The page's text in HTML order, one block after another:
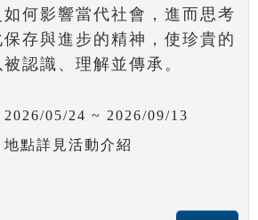
何影響當代社會，進而思考
存與進步的精神，使珍貴的
認識、理解並傳承。
2026/05/24 ~ 2026/09/13
地點詳見活動介紹